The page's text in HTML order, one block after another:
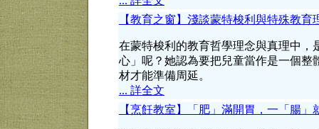
【教育之窗】淺談蒙特梭利與特殊教育
在蒙特梭利的教育哲學理念與真理中
心」呢？她認為要把兒童當作是一個
材才能準備周延。
... 詳全文
【烹飪教室】「肥」滿開胃，一「腸」